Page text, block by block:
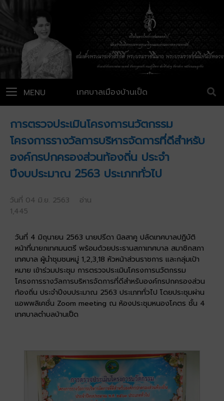
เทศบาลเมืองบ้านเป็ด
MENU
การตรวจประเมินโครงการนวัตกรรม
โครงการรางวัลการบริหารจัดการที่ดีสำหรับ
องค์กรปกครองส่วนท้องถิ่น ประจำ
ปีงบประมาณ 2563 ประเภททั่วไป
วันที่ 04 มิ.ย. 2563 อ่าน
1,445
วันที่ 4 มิถุนายน 2563 นายปรีดา นิลสาคู ปลัดเทศบาลปฏิบัติ
หน้าที่นายกเทศมนตรี พร้อมด้วยประธานสภาเทศบาล สมาชิกสภา
เทศบาล ผู้นำชุมชนหมู่ 1,2,3,18 หัวหน้าส่วนราชการ และกลุ่มเป้า
หมาย เข้าร่วมประชุม การตรวจประเมินโครงการนวัตกรรม
โครงการรางวัลการบริหารจัดการที่ดีสำหรับองค์กรปกครองส่วน
ท้องถิ่น ประจำปีงบประมาณ 2563 ประเภททั่วไป โดยประชุมผ่าน
แอพพลิเคชั่น Zoom meeting ณ ห้องประชุมหนองโคตร ชั้น 4
เทศบาลตำบลบ้านเป็ด